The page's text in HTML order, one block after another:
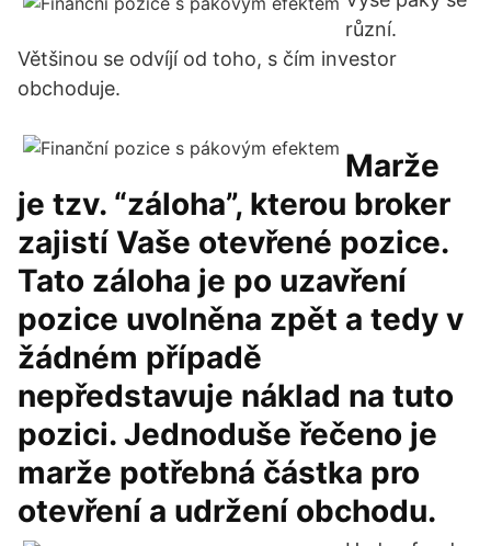
různí.
Většinou se odvíjí od toho, s čím investor
obchoduje.
Marže
je tzv. “záloha”, kterou broker
zajistí Vaše otevřené pozice.
Tato záloha je po uzavření
pozice uvolněna zpět a tedy v
žádném případě
nepředstavuje náklad na tuto
pozici. Jednoduše řečeno je
marže potřebná částka pro
otevření a udržení obchodu.